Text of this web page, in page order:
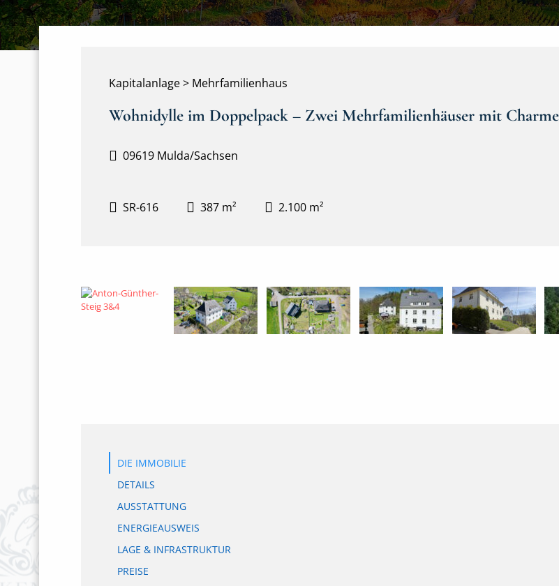
Kapitalanlage > Mehrfamilienhaus
Wohnidylle im Doppelpack – Zwei Mehrfamilienhäuser mit Charme
09619 Mulda/Sachsen
SR-616 387 m² 2.100 m²
DIE IMMOBILIE
DETAILS
AUSSTATTUNG
ENERGIEAUSWEIS
LAGE & INFRASTRUKTUR
PREISE